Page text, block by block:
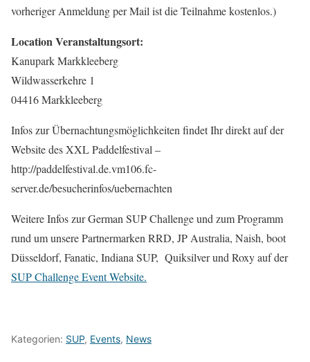
vorheriger Anmeldung per Mail ist die Teilnahme kostenlos.)
Location Veranstaltungsort:
Kanupark Markkleeberg
Wildwasserkehre 1
04416 Markkleeberg
Infos zur Übernachtungsmöglichkeiten findet Ihr direkt auf der
Website des XXL Paddelfestival –
http://paddelfestival.de.vm106.fc-
server.de/besucherinfos/uebernachten
Weitere Infos zur German SUP Challenge und zum Programm
rund um unsere Partnermarken RRD, JP Australia, Naish, boot
Düsseldorf, Fanatic, Indiana SUP, Quiksilver und Roxy auf der
SUP Challenge Event Website.
Kategorien: SUP, Events, News